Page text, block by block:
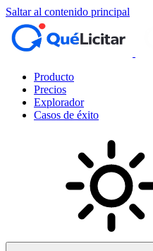
Saltar al contenido principal
Producto
Precios
Explorador
Casos de éxito